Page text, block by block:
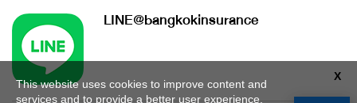
LINE@bangkokinsurance
X
This website uses cookies to improve content and
services and to provide a better user experience.